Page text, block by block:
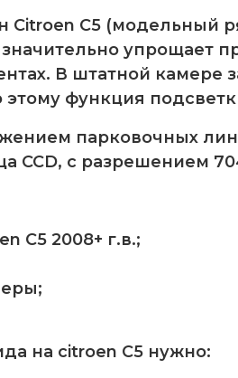
C5 (модельный
упрощает
В штатной камере
функция
парковочных
CCD, с разрешением
C5 2008+ г.в.;
на citroen C5 нужно: